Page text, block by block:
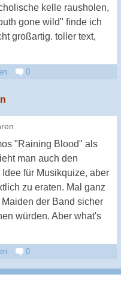
kelle rausholen,
gone wild" finde ich
großartig. toller text,
0
"Raining Blood" als
man auch den
für Musikquize, aber
zu eraten. Mal ganz
der Band sicher
würden. Aber what's
0